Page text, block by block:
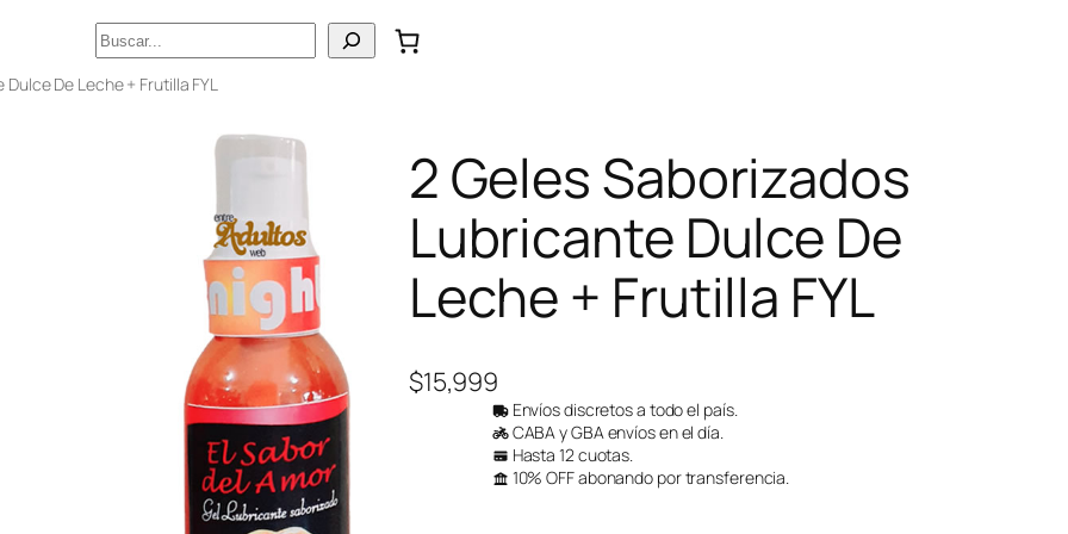
Buscar
De Leche + Frutilla FYL
2 Geles Saborizados
Lubricante Dulce De
Leche + Frutilla FYL
$15,999
Envíos discretos a todo el país.
CABA y GBA envíos en el día.
Hasta 12 cuotas.
10% OFF abonando por transferencia.